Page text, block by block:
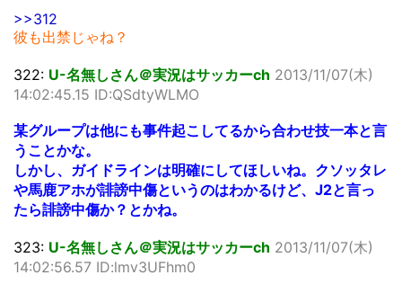
>>312
彼も出禁じゃね？
322: U-名無しさん＠実況はサッカーch 2013/11/07(木)
14:02:45.15 ID:QSdtyWLMO
某グループは他にも事件起こしてるから合わせ技一本と言
うことかな。
しかし、ガイドラインは明確にしてほしいね。クソッタレ
や馬鹿アホが誹謗中傷というのはわかるけど、J2と言っ
たら誹謗中傷か？とかね。
323: U-名無しさん＠実況はサッカーch 2013/11/07(木)
14:02:56.57 ID:lmv3UFhm0